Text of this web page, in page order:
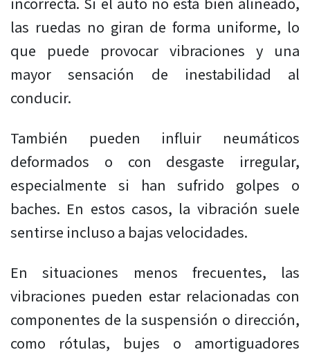
las ruedas no giran de forma uniforme, lo
que puede provocar vibraciones y una
mayor sensación de inestabilidad al
conducir.
También pueden influir neumáticos
deformados o con desgaste irregular,
especialmente si han sufrido golpes o
baches. En estos casos, la vibración suele
sentirse incluso a bajas velocidades.
En situaciones menos frecuentes, las
vibraciones pueden estar relacionadas con
componentes de la suspensión o dirección,
como rótulas, bujes o amortiguadores